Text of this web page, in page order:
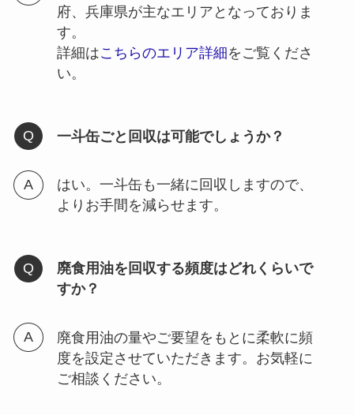
府、兵庫県が主なエリアとなっておりま
す。
詳細はこちらのエリア詳細をご覧くださ
い。
一斗缶ごと回収は可能でしょうか？
はい。一斗缶も一緒に回収しますので、
よりお手間を減らせます。
廃食用油を回収する頻度はどれくらいで
すか？
廃食用油の量やご要望をもとに柔軟に頻
度を設定させていただきます。お気軽に
ご相談ください。